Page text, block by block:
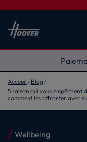
Accueil
Blog
5 raison qui vous empêchent
comment les affronter avec
Wellbeing